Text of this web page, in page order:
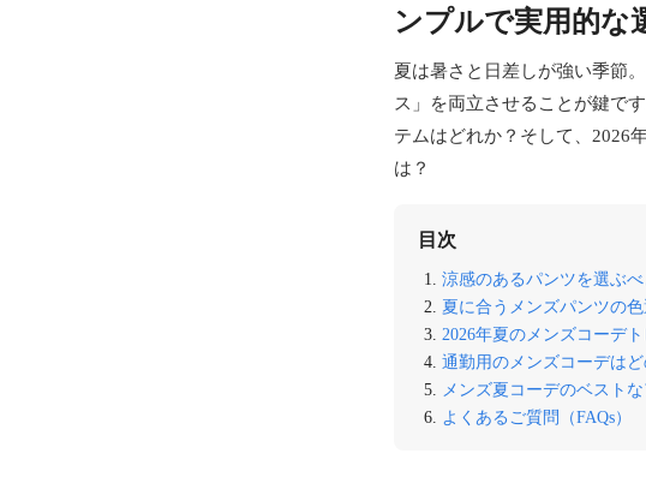
ンプルで実用的な
夏は暑さと日差しが強い季節
ス」を両立させることが鍵で
テムはどれか？そして、2026
は？
目次
涼感のあるパンツを選ぶべ
夏に合うメンズパンツの色
2026年夏のメンズコーデ
通勤用のメンズコーデは
メンズ夏コーデのベスト
よくあるご質問（FAQs）